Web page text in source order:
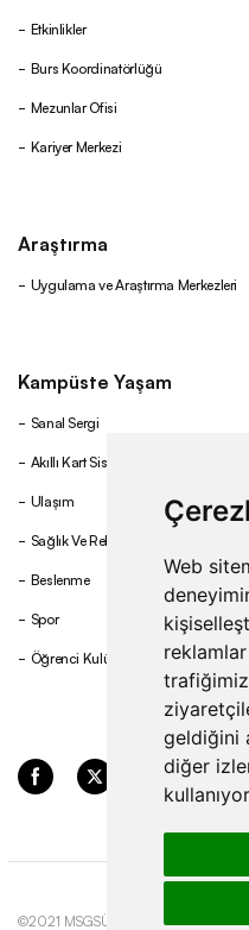
Web
geldiğini
diğer
Etkinlikler
Burs Koordinatörlüğü
Mezunlar Ofisi
Kariyer Merkezi
Araştırma
Uygulama ve Araştırma Merkezleri
Kampüste Yaşam
Sanal Sergi
Akıllı Kart Sistemi
Ulaşım
Sağlık Ve Rehberlik
Beslenme
Spor
Öğrenci Kulüpleri
©2021 MSGSÜ. Tüm hakları